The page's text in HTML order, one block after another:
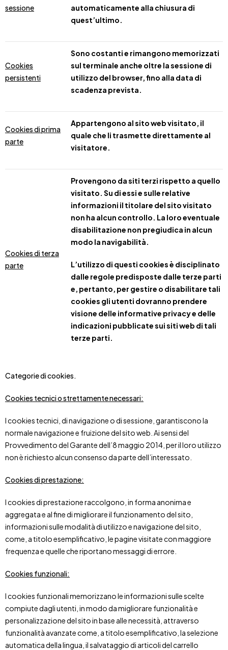
sessione
automaticamente alla chiusura di
quest’ultimo.
Cookies
persistenti
Sono costanti e rimangono memorizzati
sul terminale anche oltre la sessione di
utilizzo del browser, fino alla data di
scadenza prevista.
Cookies di prima
parte
Appartengono al sito web visitato, il
quale che li trasmette direttamente al
visitatore.
Cookies di terza
parte
Provengono da siti terzi rispetto a quello
visitato. Su di essi e sulle relative
informazioni il titolare del sito visitato
non ha alcun controllo. La loro eventuale
disabilitazione non pregiudica in alcun
modo la navigabilità.
L’utilizzo di questi cookies è disciplinato
dalle regole predisposte dalle terze parti
e, pertanto, per gestire o disabilitare tali
cookies gli utenti dovranno prendere
visione delle informative privacy e delle
indicazioni pubblicate sui siti web di tali
terze parti.
Categorie di cookies.
Cookies tecnici o strettamente necessari:
I cookies tecnici, di navigazione o di sessione, garantiscono la
normale navigazione e fruizione del sito web. Ai sensi del
Provvedimento del Garante dell’8 maggio 2014, per il loro utilizzo
non è richiesto alcun consenso da parte dell’interessato.
Cookies di prestazione:
I cookies di prestazione raccolgono, in forma anonima e
aggregata e al fine di migliorare il funzionamento del sito,
informazioni sulle modalità di utilizzo e navigazione del sito,
come, a titolo esemplificativo, le pagine visitate con maggiore
frequenza e quelle che riportano messaggi di errore.
Cookies funzionali:
I cookies funzionali memorizzano le informazioni sulle scelte
compiute dagli utenti, in modo da migliorare funzionalità e
personalizzazione del sito in base alle necessità, attraverso
funzionalità avanzate come, a titolo esemplificativo, la selezione
automatica della lingua, il salvataggio di articoli del carrello